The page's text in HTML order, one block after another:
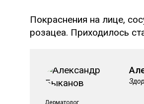
Покраснения на лице,
розацеа. Приходилось
Дерматолог